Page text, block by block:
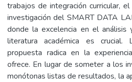
trabajos de integración curricular,
investigación del SMART DATA
donde la excelencia en el análisis
literatura académica es crucial.
propuesta radica en la
ofrece. En lugar de someter a los
monótonas listas de resultados, la